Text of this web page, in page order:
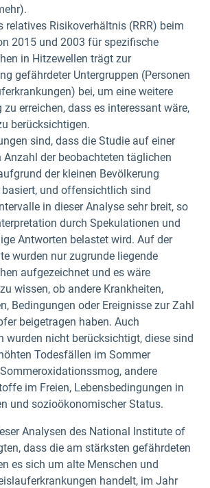
relatives Risikoverhältnis (RRR) beim
2015 und 2003 für spezifische
in Hitzewellen trägt zur
gefährdeter Untergruppen (Personen
bei, um eine weitere
zu erreichen, dass es interessant wäre,
berücksichtigen.
sind, dass die Studie auf einer
Anzahl der beobachteten täglichen
der kleinen Bevölkerung
und offensichtlich sind
in dieser Analyse sehr breit, so
durch Spekulationen und
Antworten belastet wird. Auf der
wurden nur zugrunde liegende
aufgezeichnet und es wäre
wissen, ob andere Krankheiten,
Bedingungen oder Ereignisse zur Zahl
beigetragen haben. Auch
wurden nicht berücksichtigt, diese sind
Todesfällen im Sommer
andere
im Freien, Lebensbedingungen in
und sozioökonomischer Status.
Analysen des National Institute of
dass die am stärksten gefährdeten
es sich um alte Menschen und
handelt, im Jahr